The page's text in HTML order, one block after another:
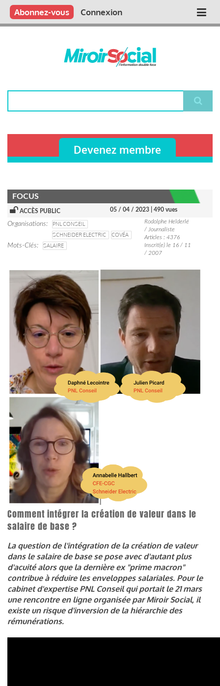
Aller
contenu
Main
Qui sommes nous ?
Vous publiez
Nous publions
Contactez-nous
Abonnez-vous Connexion
Devenez membre
FOCUS
ACCÈS PUBLIC 05 / 04 / 2023 | 490 vues
Organisations
PNL CONSEIL
SCHNEIDER ELECTRIC
COVÉA
Mots-Clés
SALAIRE
Rodolphe Helderlé
/ Journaliste
Articles : 4376
Inscrit(e) le 16 / 11
/ 2007
Comment intégrer la création de valeur dans le
salaire de base ?
La question de l'intégration de la création de valeur
dans le salaire de base se pose avec d'autant plus
d'acuité alors que la dernière ex "prime macron"
contribue à réduire les enveloppes salariales. Pour le
cabinet d'expertise PNL Conseil qui portait le 21 mars
une rencontre en ligne organisée par Miroir Social, il
existe un risque d'inversion de la hiérarchie des
rémunérations.